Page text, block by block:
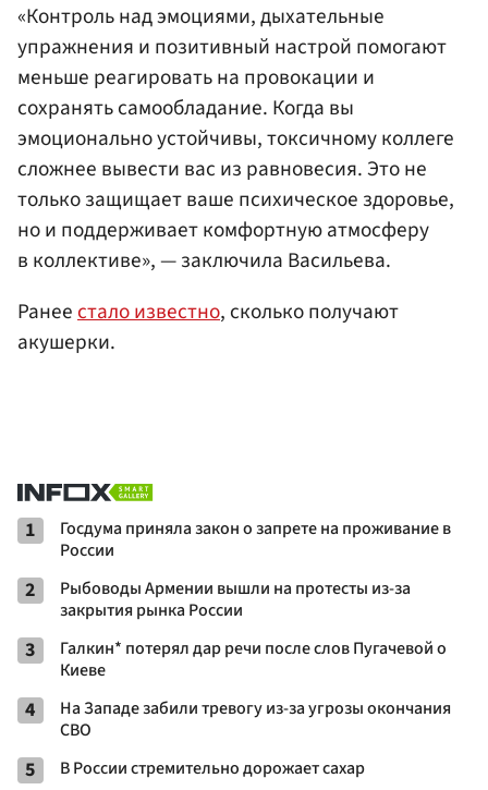
«Контроль над эмоциями, дыхательные
упражнения и позитивный настрой помогают
меньше реагировать на провокации и
сохранять самообладание. Когда вы
эмоционально устойчивы, токсичному коллеге
сложнее вывести вас из равновесия. Это не
только защищает ваше психическое здоровье,
но и поддерживает комфортную атмосферу
в коллективе», — заключила Васильева.
Ранеестало известно, сколько получают
акушерки.
1
Госдума приняла закон о запрете на проживание в
России
2
Рыбоводы Армении вышли на протесты из-за
закрытия рынка России
3
Галкин* потерял дар речи после слов Пугачевой о
Киеве
4
На Западе забили тревогу из-за угрозы окончания
СВО
5 В России стремительно дорожает сахар